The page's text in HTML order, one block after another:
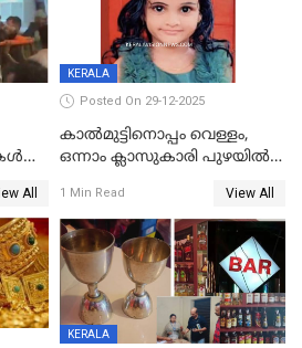
All
KERALA
Posted On 29-12-2025
കാൽമുട്ടിനൊപ്പം വെള്ളം,
ഒന്നാം ക്ലാസുകാരി പുഴയിൽ
കുട്ടികൾക്കൊപ്പം
കളിക്കുന്നതിനിടെ
1 Min Read View All
KERALA